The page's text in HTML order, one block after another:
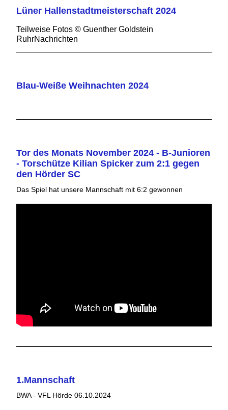
Lüner Hallenstadtmeisterschaft 2024
Teilweise Fotos © Guenther Goldstein
RuhrNachrichten
Blau-Weiße Weihnachten 2024
Tor des Monats November 2024 - B-Junioren
- Torschütze Kilian Spicker zum 2:1 gegen
den Hörder SC
Das Spiel hat unsere Mannschaft mit 6:2 gewonnen
1.Mannschaft
BWA - VFL Hörde 06.10.2024